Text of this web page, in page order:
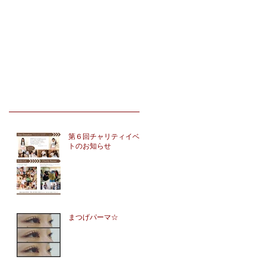
第６回チャリティイベン
トのお知らせ
まつげパーマ☆